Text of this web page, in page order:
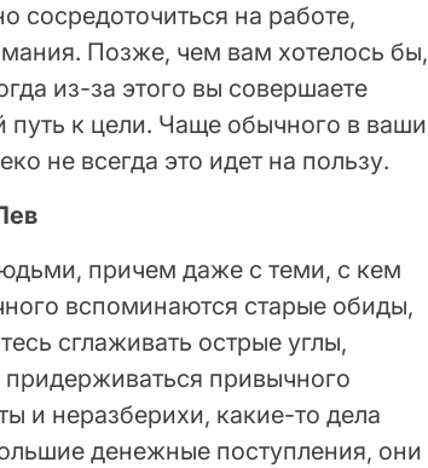
сосредоточиться на работе,
Позже, чем вам хотелось бы,
из-за этого вы совершаете
к цели. Чаще обычного в ваши
не всегда это идет на пользу.
причем даже с теми, с кем
вспоминаются старые обиды,
сглаживать острые углы,
придерживаться привычного
и неразберихи, какие-то дела
денежные поступления, они